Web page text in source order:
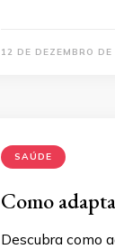
12 DE DEZEMBRO
SAÚDE
Como
Descubra como